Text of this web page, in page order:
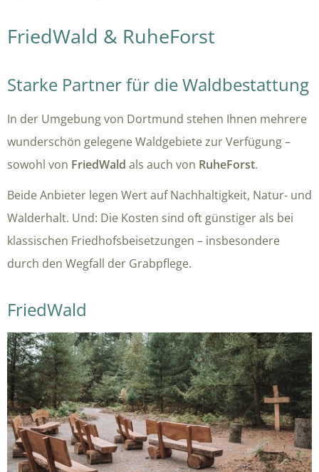
FriedWald & RuheForst
Starke Partner für die Waldbestattung
In der Umgebung von Dortmund stehen Ihnen mehrere
wunderschön gelegene Waldgebiete zur Verfügung –
sowohl von FriedWald als auch von RuheForst.
Beide Anbieter legen Wert auf Nachhaltigkeit, Natur- und
Walderhalt. Und: Die Kosten sind oft günstiger als bei
klassischen Friedhofsbeisetzungen – insbesondere
durch den Wegfall der Grabpflege.
FriedWald